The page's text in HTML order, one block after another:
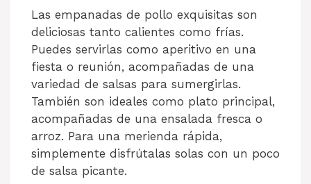
Las empanadas de pollo exquisitas son
deliciosas tanto calientes como frías.
Puedes servirlas como aperitivo en una
fiesta o reunión, acompañadas de una
variedad de salsas para sumergirlas.
También son ideales como plato principal,
acompañadas de una ensalada fresca o
arroz. Para una merienda rápida,
simplemente disfrútalas solas con un poco
de salsa picante.